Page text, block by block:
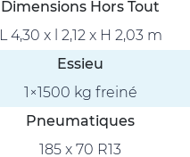
Dimensions Hors Tout
L 4,30 x l 2,12 x H 2,03 m
Essieu
1×1500 kg freiné
Pneumatiques
185 x 70 R13